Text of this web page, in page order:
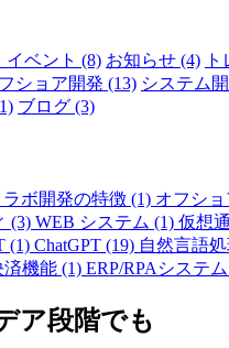
イベント (8) お知らせ (4)
ショア開発 (13) システム
ブログ (3)
ラボ開発の特徴 (1) オフシ
(3) WEB システム (1) 仮想
(1) ChatGPT (19) 自然言語
済機能 (1) ERP/RPAシステ
ア段階でも